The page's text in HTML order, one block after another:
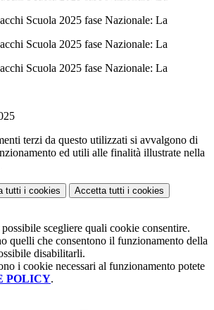
terzi da questo utilizzati si avvalgono di
ed utili alle finalità illustrate nella
tutti i cookies Accetta tutti i cookies
scegliere quali cookie consentire.
quelli che consentono il funzionamento della
disabilitarli.
i cookie necessari al funzionamento potete
POLICY.